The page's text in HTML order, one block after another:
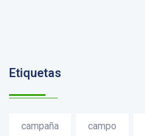
Etiquetas
campaña campo